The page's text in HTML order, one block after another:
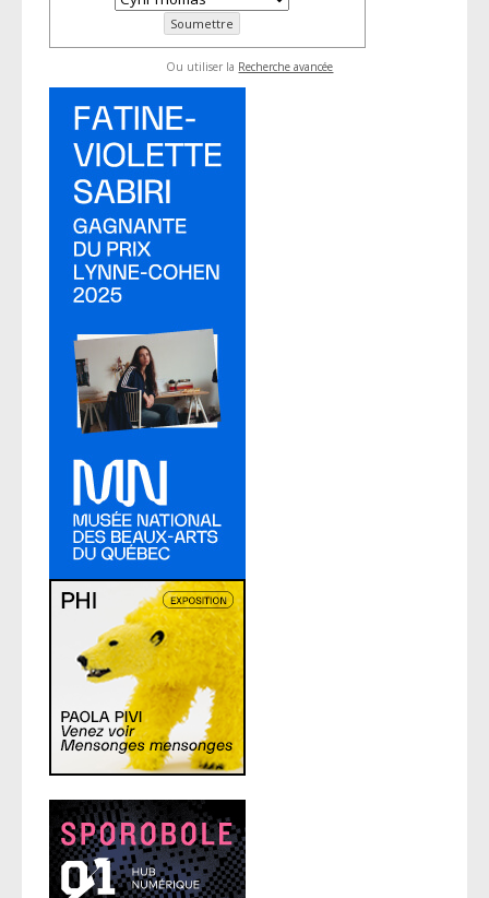
Ou utiliser la Recherche avancée